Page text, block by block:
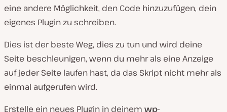
eine andere Möglichkeit, den Code hinzuzufügen, dein
eigenes Plugin zu schreiben.
Dies ist der beste Weg, dies zu tun und wird deine
Seite beschleunigen, wenn du mehr als eine Anzeige
auf jeder Seite laufen hast, da das Skript nicht mehr als
einmal aufgerufen wird.
Erstelle ein neues Plugin in deinem wp-